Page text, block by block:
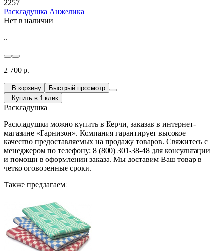
2257
Раскладушка Анжелика
Нет в наличии
..
2 700 р.
В корзину
Быстрый просмотр
Купить в 1 клик
Раскладушка
Раскладушки можно купить в Керчи, заказав в интернет-
магазине «Гарнизон». Компания гарантирует высокое
качество предоставляемых на продажу товаров. Свяжитесь с
менеджером по телефону: 8 (800) 301-38-48 для консультации
и помощи в оформлении заказа. Мы доставим Ваш товар в
четко оговоренные сроки.
Также предлагаем: